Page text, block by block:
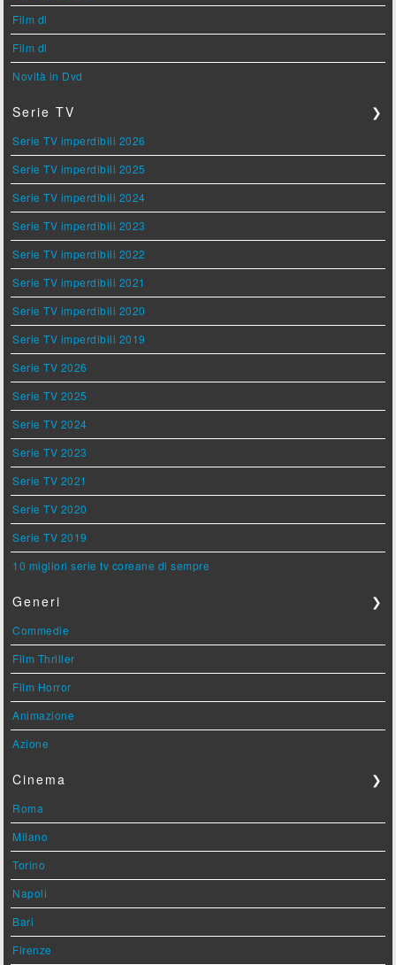
Film di
Film di
Novità in Dvd
Serie TV ❯
Serie TV imperdibili 2026
Serie TV imperdibili 2025
Serie TV imperdibili 2024
Serie TV imperdibili 2023
Serie TV imperdibili 2022
Serie TV imperdibili 2021
Serie TV imperdibili 2020
Serie TV imperdibili 2019
Serie TV 2026
Serie TV 2025
Serie TV 2024
Serie TV 2023
Serie TV 2021
Serie TV 2020
Serie TV 2019
10 migliori serie tv coreane di sempre
Generi ❯
Commedie
Film Thriller
Film Horror
Animazione
Azione
Cinema ❯
Roma
Milano
Torino
Napoli
Bari
Firenze